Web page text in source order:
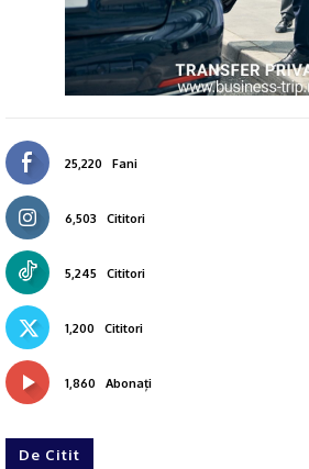
25,220 Fani
6,503 Cititori
5,245 Cititori
1,200 Cititori
1,860 Abonați
De Citit